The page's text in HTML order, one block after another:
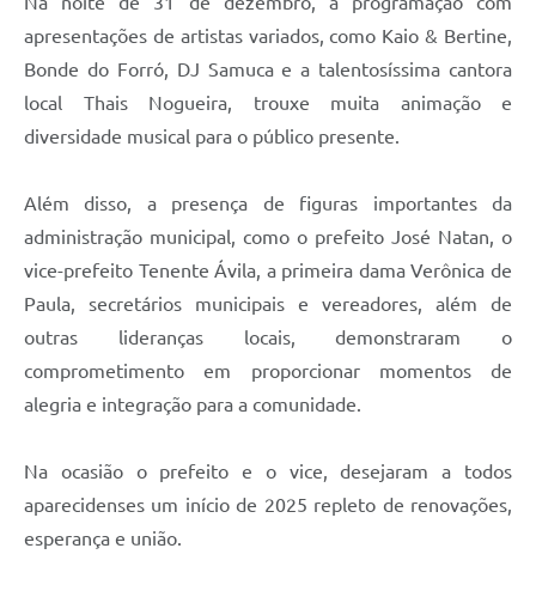
apresentações de artistas variados, como Kaio & Bertine,
Bonde do Forró, DJ Samuca e a talentosíssima cantora
local Thais Nogueira, trouxe muita animação e
diversidade musical para o público presente.
Além disso, a presença de figuras importantes da
administração municipal, como o prefeito José Natan, o
vice-prefeito Tenente Ávila, a primeira dama Verônica de
Paula, secretários municipais e vereadores, além de
outras lideranças locais, demonstraram o
comprometimento em proporcionar momentos de
alegria e integração para a comunidade.
Na ocasião o prefeito e o vice, desejaram a todos
aparecidenses um início de 2025 repleto de renovações,
esperança e união.